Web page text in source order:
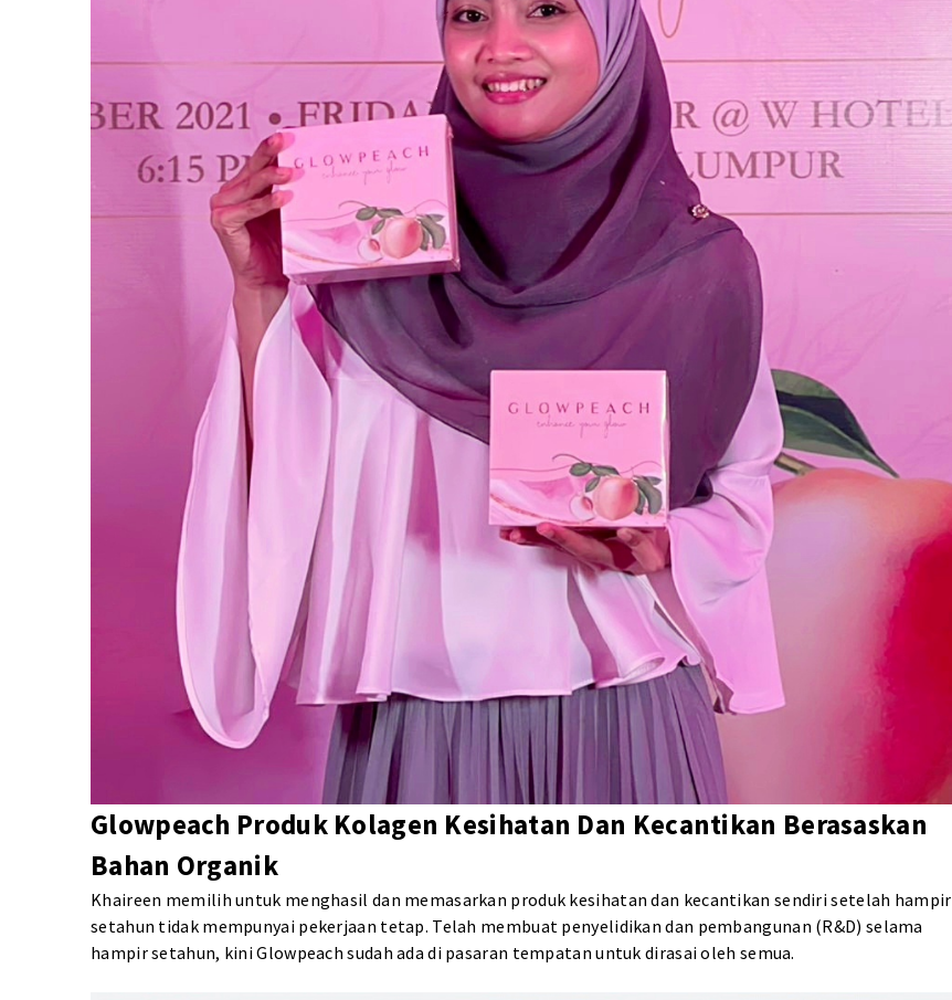
Glowpeach Produk Kolagen Kesihatan Dan Kecantikan Berasaskan
Bahan Organik
Khaireen memilih untuk menghasil dan memasarkan produk kesihatan dan kecantikan sendiri setelah hampir
setahun tidak mempunyai pekerjaan tetap. Telah membuat penyelidikan dan pembangunan (R&D) selama
hampir setahun, kini Glowpeach sudah ada di pasaran tempatan untuk dirasai oleh semua.